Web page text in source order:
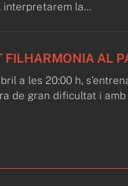
interpretarem la...
AL
a les 20:00 h,
de gran dificultat i